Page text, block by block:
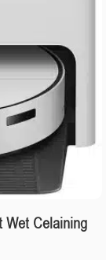
Wet Celaining